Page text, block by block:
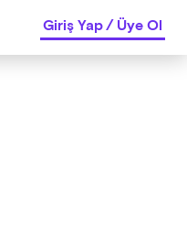
Giriş Yap/Üye Ol